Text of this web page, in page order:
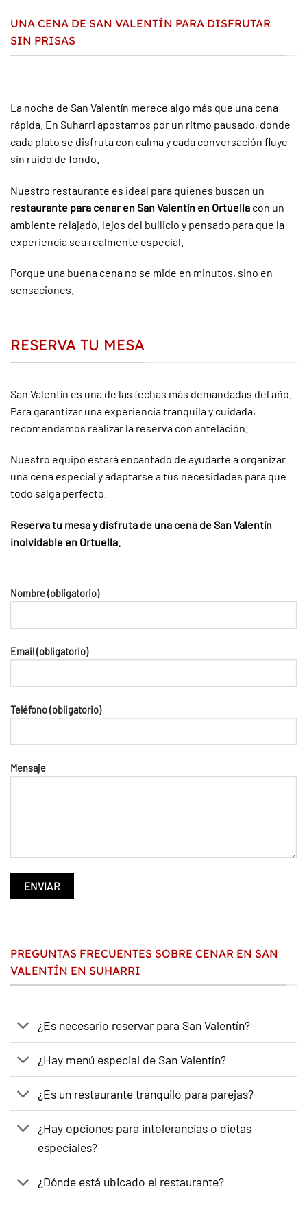
Si buscas un
Valentín en Ortuelladonde la gastronomía
una apuesta segura.
RESERVA MESA PARA SAN VALENTÍN EN SUHARRI
UNA CENA DE SAN VALENTÍN PARA DISFRUTAR
SIN PRISAS
La noche de San Valentín merece algo más que una cena
rápida. En Suharri apostamos por un ritmo pausado, donde
cada plato se disfruta con calma y cada conversación fluye
sin ruido de fondo.
Nuestro restaurante es ideal para quienes buscan un
restaurante para cenar en San Valentín en Ortuella con un
ambiente relajado, lejos del bullicio y pensado para que la
experiencia sea realmente especial.
Porque una buena cena no se mide en minutos, sino en
sensaciones.
RESERVA TU MESA
San Valentín es una de las fechas más demandadas del año.
Para garantizar una experiencia tranquila y cuidada,
recomendamos realizar la reserva con antelación.
Nuestro equipo estará encantado de ayudarte a organizar
una cena especial y adaptarse a tus necesidades para que
todo salga perfecto.
Reserva tu mesa y disfruta de una cena de San Valentín
inolvidable en Ortuella.
Nombre (obligatorio)
Email (obligatorio)
Teléfono (obligatorio)
Mensaje
PREGUNTAS FRECUENTES SOBRE CENAR EN SAN
VALENTÍN EN SUHARRI
¿Es necesario reservar para San Valentín?
¿Hay menú especial de San Valentín?
¿Es un restaurante tranquilo para parejas?
¿Hay opciones para intolerancias o dietas
especiales?
¿Dónde está ubicado el restaurante?